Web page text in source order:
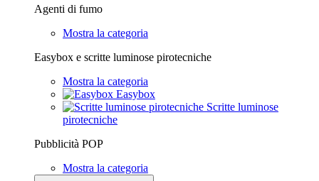
Agenti di fumo
Mostra la categoria
Easybox e scritte luminose pirotecniche
Mostra la categoria
Easybox
Scritte luminose
pirotecniche
Pubblicità POP
Mostra la categoria